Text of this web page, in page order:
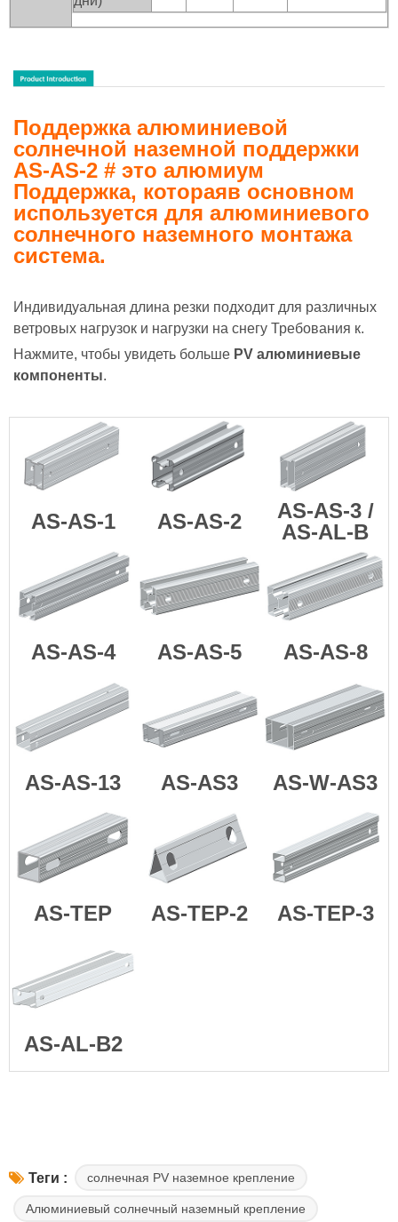
Поддержка алюминиевой
солнечной наземной поддержки
AS-AS-2 # это алюмиум
Поддержка, котораяв основном
используется для алюминиевого
солнечного наземного монтажа
система.
Индивидуальная длина резки подходит для различных
ветровых нагрузок и нагрузки на снегу Требования к.
Нажмите, чтобы увидеть больше PV алюминиевые
компоненты.
AS-AS-1 AS-AS-2
AS-AS-3 /
AS-AL-B
AS-AS-4 AS-AS-5 AS-AS-8
AS-AS-13 AS-AS3 AS-W-AS3
AS-TEP AS-TEP-2 AS-TEP-3
AS-AL-B2
Теги : солнечная PV наземное крепление
Алюминиевый солнечный наземный крепление